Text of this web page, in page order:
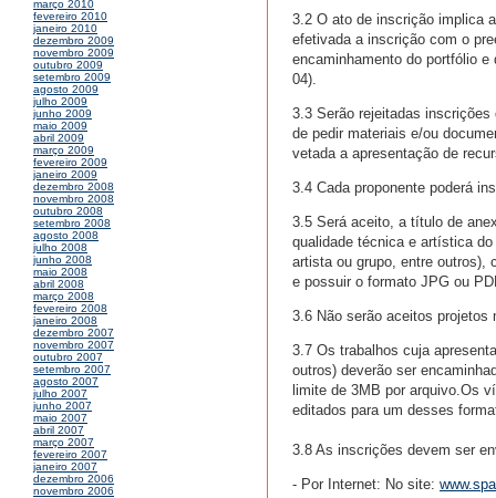
março 2010
fevereiro 2010
janeiro 2010
dezembro 2009
novembro 2009
outubro 2009
setembro 2009
agosto 2009
julho 2009
junho 2009
maio 2009
abril 2009
março 2009
fevereiro 2009
janeiro 2009
dezembro 2008
novembro 2008
outubro 2008
setembro 2008
agosto 2008
julho 2008
junho 2008
maio 2008
abril 2008
março 2008
fevereiro 2008
janeiro 2008
dezembro 2007
novembro 2007
outubro 2007
setembro 2007
agosto 2007
julho 2007
junho 2007
maio 2007
abril 2007
março 2007
fevereiro 2007
janeiro 2007
dezembro 2006
novembro 2006
3.2 O ato de inscrição implica
efetivada a inscrição com o
encaminhamento do portfólio
04).
3.3 Serão rejeitadas
de pedir materiais e/ou
vetada a apresentação de
3.4 Cada proponente poderá
3.5 Será aceito, a título de
qualidade técnica e artística
artista ou grupo, entre outros),
e possuir o formato JPG ou
3.6 Não serão aceitos
3.7 Os trabalhos cuja
outros) deverão ser
limite de 3MB por arquivo.Os
editados para um desses
3.8 As inscrições devem ser
- Por Internet: No site: